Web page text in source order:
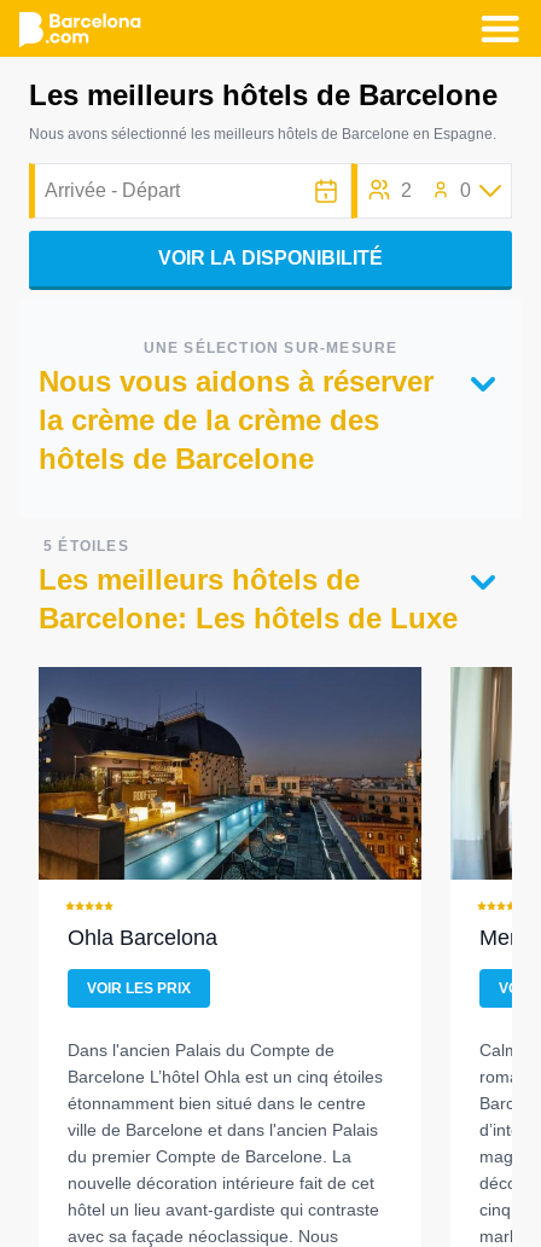
contenu
principal
Les meilleurs hôtels de Barcelone
Nous avons sélectionné les meilleurs hôtels de Barcelone en Espagne.
2 0
VOIR LA DISPONIBILITÉ
UNE SÉLECTION SUR-MESURE
Nous vous aidons à réserver
la crème de la crème des
hôtels de Barcelone
5 ÉTOILES
Les meilleurs hôtels de
Barcelone: Les hôtels de Luxe
Ohla Barcelona
VOIR LES PRIX
Dans l'ancien Palais du Compte de
Barcelone L’hôtel Ohla est un cinq étoiles
étonnamment bien situé dans le centre
ville de Barcelone et dans l'ancien Palais
du premier Compte de Barcelone. La
nouvelle décoration intérieure fait de cet
hôtel un lieu avant-gardiste qui contraste
avec sa façade néoclassique. Nous
VOIR
Calme
cinq